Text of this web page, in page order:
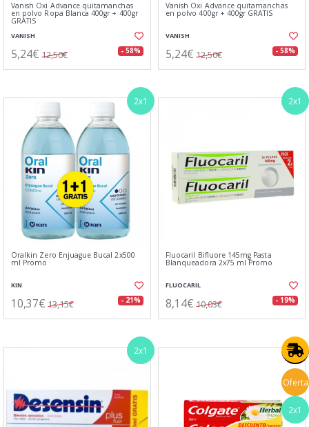
Vanish Oxi Advance quitamanchas
en polvo Ropa Blanca 400gr + 400gr
GRATIS
VANISH
5,24€ 12,50€ - 58%
Vanish Oxi Advance quitamanchas
en polvo 400gr + 400gr GRATIS
VANISH
5,24€ 12,50€ - 58%
2x1
Oralkin Zero Enjuague Bucal 2x500
ml Promo
KIN
10,37€ 13,15€ - 21%
2x1
Fluocaril Bifluore 145mg Pasta
Blanqueadora 2x75 ml Promo
FLUOCARIL
8,14€ 10,03€ - 19%
2x1
Oferta
2x1